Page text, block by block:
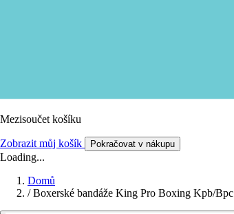
Mezisoučet košíku
Zobrazit můj košík Pokračovat v nákupu
Loading...
Domů
/ Boxerské bandáže King Pro Boxing Kpb/Bpc